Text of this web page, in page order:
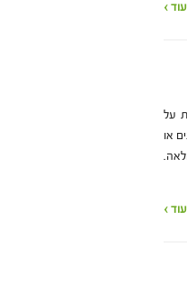
›
על
או
›